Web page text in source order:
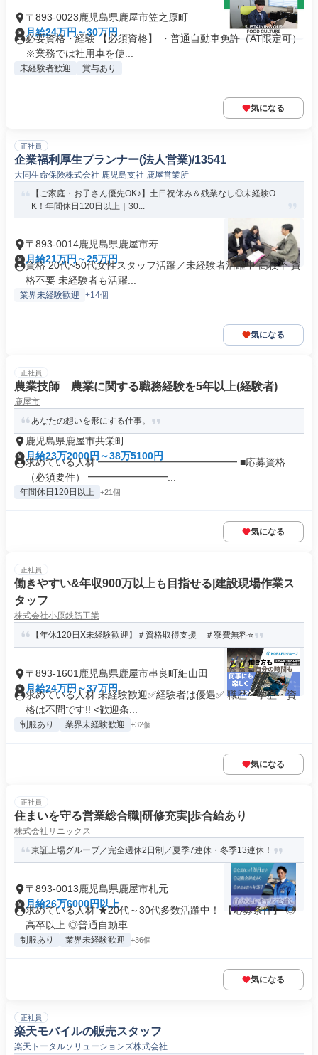
〒893-0023鹿児島県鹿屋市笠之原町
月給24万円～30万円
必要資格・経験 【必須資格】 ・普通自動車免許（AT限定可）
※業務では社用車を使...
未経験者歓迎 賞与あり
気になる
正社員
企業福利厚生プランナー(法人営業)/13541
大同生命保険株式会社 鹿児島支社 鹿屋営業所
【ご家庭・お子さん優先OK♪】土日祝休み＆残業なし◎未経験O
K！年間休日120日以上｜30...
〒893-0014鹿児島県鹿屋市寿
月給21万円～25万円
資格 20代~50代女性スタッフ活躍／未経験者活躍中 高校卒 資
格不要 未経験者も活躍...
業界未経験歓迎 +14個
気になる
正社員
農業技師 農業に関する職務経験を5年以上(経験者)
鹿屋市
あなたの想いを形にする仕事。
鹿児島県鹿屋市共栄町
月給23万2000円～38万5100円
求めている人材 ━━━━━━━━━━━━━━ ■応募資格
（必須要件） ━━━━━━━━...
年間休日120日以上 +21個
気になる
正社員
働きやすい&年収900万以上も目指せる|建設現場作業ス
タッフ
株式会社小原鉄筋工業
【年休120日X未経験歓迎】＃資格取得支援 ＃寮費無料⭐️
〒893-1601鹿児島県鹿屋市串良町細山田
月給24万円～37万円
求めている人材 未経験歓迎✅経験者は優遇✅ 職歴・学歴・資
格は不問です!! <歓迎条...
制服あり 業界未経験歓迎 +32個
気になる
正社員
住まいを守る営業総合職|研修充実|歩合給あり
株式会社サニックス
東証上場グループ／完全週休2日制／夏季7連休・冬季13連休！
〒893-0013鹿児島県鹿屋市札元
月給26万6000円以上
求めている人材 ★20代～30代多数活躍中！ 【応募条件】 ◎
高卒以上 ◎普通自動車...
制服あり 業界未経験歓迎 +36個
気になる
正社員
楽天モバイルの販売スタッフ
楽天トータルソリューションズ株式会社